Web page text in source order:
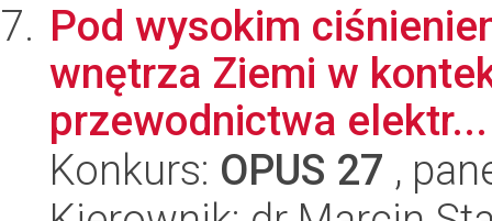
Pod wysokim
wnętrza Ziemi w
przewodnictwa elektr...
Konkurs: OPUS 27 ,